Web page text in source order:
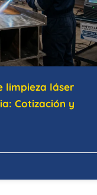
limpieza láser
Cotización y